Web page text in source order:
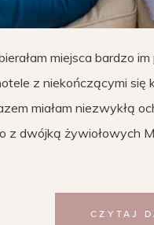
miejsca bardzo
z niekończącymi
miałam niezwykłą
z dwójką żywiołowych
CZYTAJ